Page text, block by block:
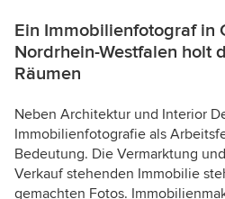
Ein Immobilienfotograf in
Nordrhein-Westfalen holt
Räumen
Neben Architektur und Interior
Immobilienfotografie als
Bedeutung. Die Vermarktung
Verkauf stehenden Immobilie
gemachten Fotos.